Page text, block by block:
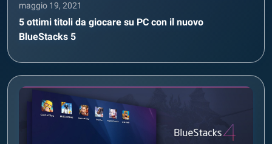
maggio 19, 2021
5 ottimi titoli da giocare su PC con il nuovo
BlueStacks 5